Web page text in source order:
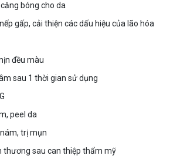
bóng cho da
gấp, cải thiện các dấu hiệu của lão hóa
đều màu
sau 1 thời gian sử dụng
peel da
trị mụn
thương sau can thiệp thẩm mỹ